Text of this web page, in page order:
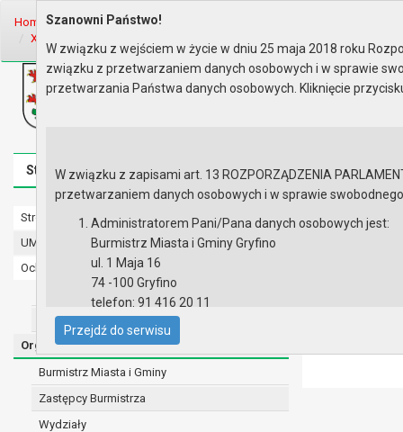
Home Organy Rada Miejska
XXXI sesja Rady - 09.10.2008
Biuletyn Informacji Publicznej
Urząd Miasta i Gminy w Gryfinie
Strona główna Mapa serwisu Aktualności
Strona główna
UMiG - telefony wewnętrzne
Ochrona danych osobowych
Urząd Miasta i Gminy w Gryfinie
Straż Miejska
Organy
Burmistrz Miasta i Gminy
Zastępcy Burmistrza
Wydziały
Materiały
Szanowni Państwo!
W związku z wejściem w życie w dniu 25 maja 2018 roku
związku z przetwarzaniem danych osobowych i w sprawie
przetwarzania Państwa danych osobowych. Kliknięcie
W związku z zapisami art. 13 ROZPORZĄDZENIA
przetwarzaniem danych osobowych i w sprawie
Administratorem Pani/Pana danych osobowych jest:
Burmistrz Miasta i Gminy Gryfino
ul. 1 Maja 16
74 -100 Gryfino
telefon: 91 416 20 11
e-mail:
burmistrz@gryfino.pl
Dane kontaktowe Inspektora Ochrony Danych:
telefon: 91 416 20 11
e-mail:iod@gryfino.pl
Pani/Pana dane osobowe przetwarzane są zgodnie z
realizacji zadań wynikających z przepisów
Przejdź do serwisu